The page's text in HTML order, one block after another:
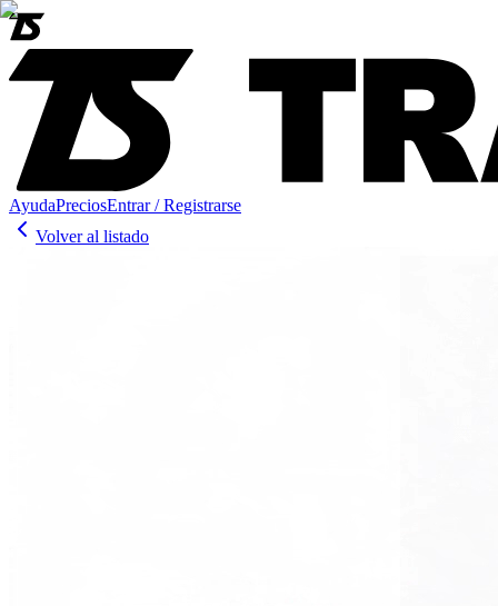
AyudaPreciosEntrar / Registrarse
Volver al listado